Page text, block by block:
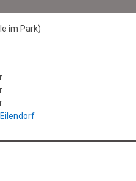
im Park)